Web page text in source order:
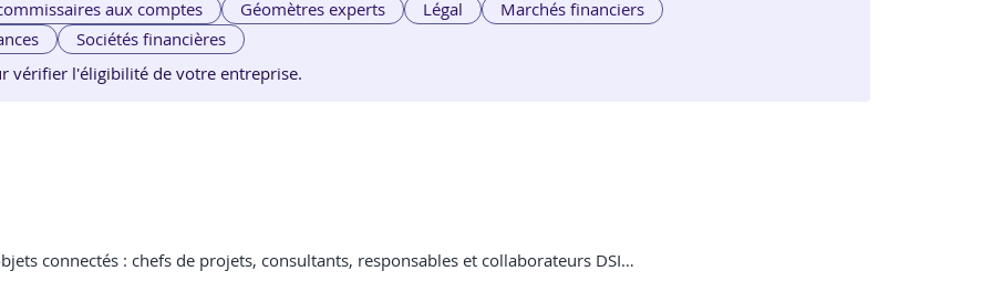
aux comptes Géomètres experts Légal
Marchés financiers
Sociétés financières
vérifier l'éligibilité de votre entreprise.
connectés : chefs de projets, consultants, responsables et collaborateurs DSI…